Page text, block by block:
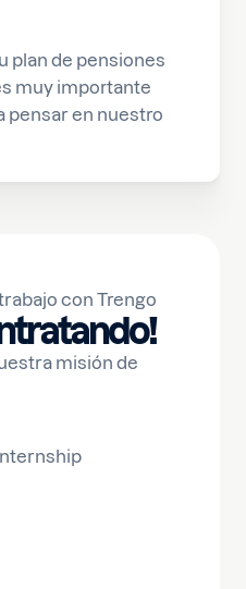
plan de pensiones
muy importante
pensar en nuestro
con Trengo
misión de